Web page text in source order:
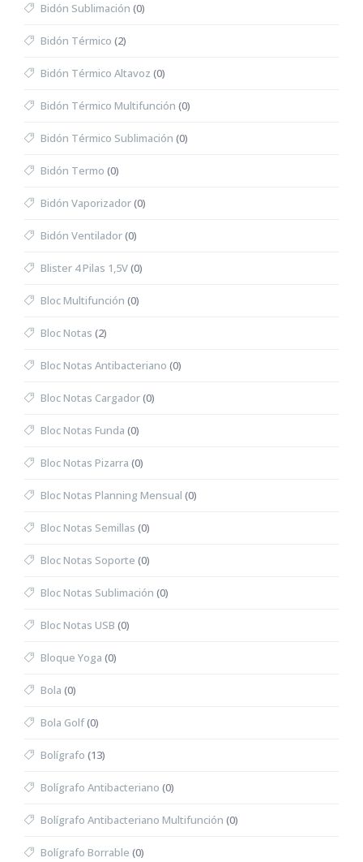
Bidón Sublimación (0)
Bidón Térmico (2)
Bidón Térmico Altavoz (0)
Bidón Térmico Multifunción (0)
Bidón Térmico Sublimación (0)
Bidón Termo (0)
Bidón Vaporizador(0)
Bidón Ventilador(0)
Blister 4 Pilas 1,5V(0)
Bloc Multifunción (0)
Bloc Notas (2)
Bloc Notas Antibacteriano (0)
Bloc Notas Cargador(0)
Bloc Notas Funda (0)
Bloc Notas Pizarra (0)
Bloc Notas Planning Mensual (0)
Bloc Notas Semillas (0)
Bloc Notas Soporte (0)
Bloc Notas Sublimación (0)
Bloc Notas USB (0)
Bloque Yoga (0)
Bola (0)
Bola Golf(0)
Bolígrafo (13)
Bolígrafo Antibacteriano (0)
Bolígrafo Antibacteriano Multifunción (0)
Bolígrafo Borrable (0)